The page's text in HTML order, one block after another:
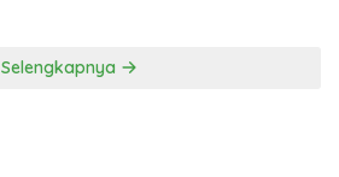
Selengkapnya